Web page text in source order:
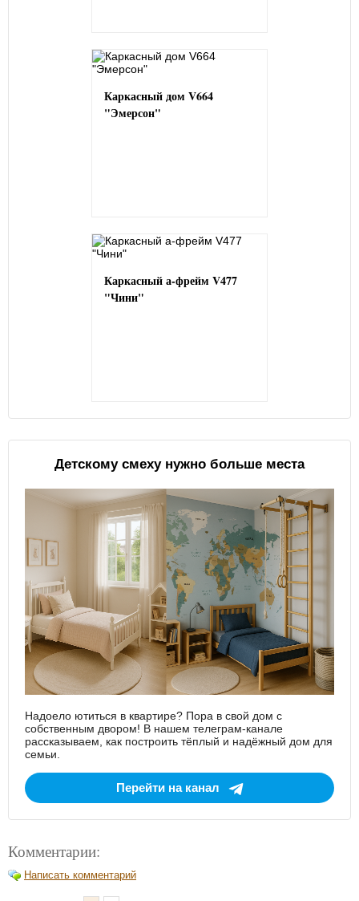
Каркасный дом V664
"Эмерсон"
Каркасный а-фрейм V477
"Чини"
Детскому смеху нужно больше места
Надоело ютиться в квартире? Пора в свой дом с
собственным двором! В нашем телеграм-канале
рассказываем, как построить тёплый и надёжный дом для
семьи.
Перейти на канал
Комментарии:
Написать комментарий